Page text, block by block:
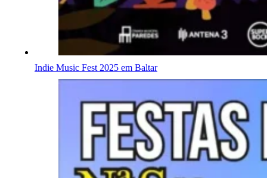
Indie Music Fest 2025 em Baltar